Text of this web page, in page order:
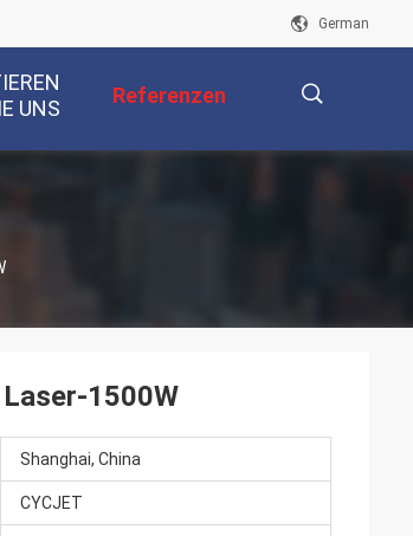
German
UNS
Referenzen
1500W
Shanghai, China
CYCJET